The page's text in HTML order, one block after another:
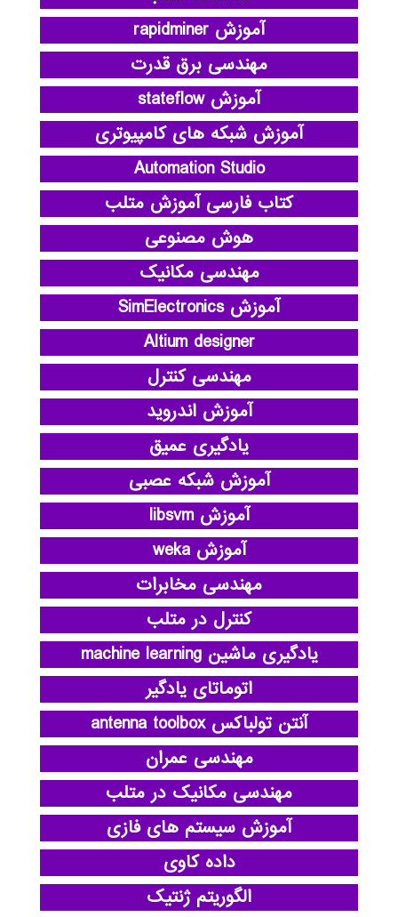
آموزش rapidminer
مهندسی برق قدرت
آموزش stateflow
آموزش شبکه های کامپیوتری
Automation Studio
کتاب فارسی آموزش متلب
هوش مصنوعی
مهندسی مکانیک
آموزش SimElectronics
Altium designer
مهندسی کنترل
آموزش اندروید
یادگیری عمیق
آموزش شبکه عصبی
آموزش libsvm
آموزش weka
مهندسی مخابرات
کنترل در متلب
یادگیری ماشین machine learning
اتوماتای یادگیر
آنتن تولباکس antenna toolbox
مهندسی عمران
مهندسی مکانیک در متلب
آموزش سیستم های فازی
داده کاوی
الگوریتم ژنتیک